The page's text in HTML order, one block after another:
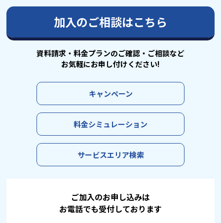
加⼊のご相談はこちら
資料請求・料⾦プランのご確認・ご相談など
お気軽にお申し付けください!
キャンペーン
料⾦シミュレーション
サービスエリア検索
ご加入のお申し込みは
お電話でも受付しております